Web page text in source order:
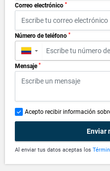
Correo electrónico *
Número de teléfono *
▼
Mensaje *
Acepto recibir información
Enviar
Al enviar tus datos aceptas los